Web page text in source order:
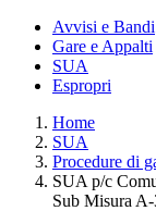
Avvisi e Bandi
Gare e Appalti
SUA
Espropri
Home
SUA
Procedure di
SUA p/c
Sub Misura